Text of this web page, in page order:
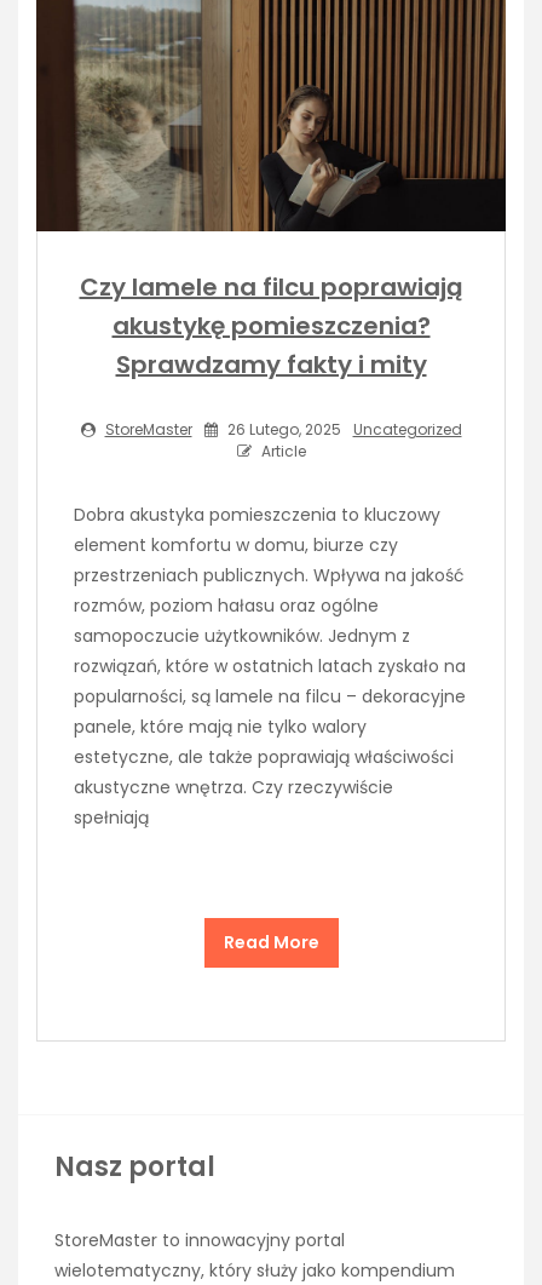
Czy lamele na filcu poprawiają
akustykę pomieszczenia?
Sprawdzamy fakty i mity
StoreMaster 26 Lutego, 2025
Uncategorized
Article
Dobra akustyka pomieszczenia to kluczowy
element komfortu w domu, biurze czy
przestrzeniach publicznych. Wpływa na jakość
rozmów, poziom hałasu oraz ogólne
samopoczucie użytkowników. Jednym z
rozwiązań, które w ostatnich latach zyskało na
popularności, są lamele na filcu – dekoracyjne
panele, które mają nie tylko walory
estetyczne, ale także poprawiają właściwości
akustyczne wnętrza. Czy rzeczywiście
spełniają
Read More
Nasz portal
StoreMaster to innowacyjny portal
wielotematyczny, który służy jako kompendium